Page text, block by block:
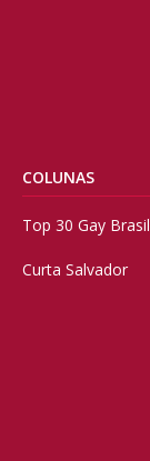
COLUNAS
Top 30 Gay Brasil
Curta Salvador